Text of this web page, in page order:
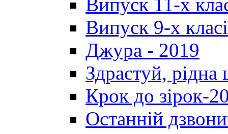
Випуск 9-х
Джура - 2019
Здрастуй,
Крок до зірок-
Останній